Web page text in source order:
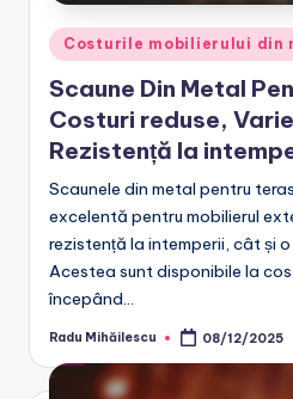
Posted
in
Costurile mobilierului din
Scaune Din Metal
Costuri reduse,
Rezistență la
Scaunele din metal pentru
excelentă pentru mobilierul
rezistență la intemperii, cât și
Acestea sunt disponibile la
începând…
Posted
Radu Mihăilescu 08/12/2025